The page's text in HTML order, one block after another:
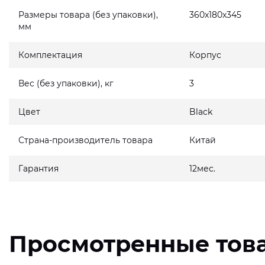
Размеры товара (без упаковки),
мм
360x180x345
Комплектация Корпус
Вес (без упаковки), кг 3
Цвет Black
Страна-производитель товара Китай
Гарантия 12мес.
Просмотренные